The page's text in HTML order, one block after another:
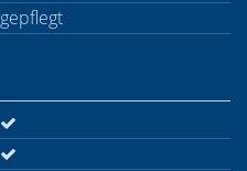
gepflegt